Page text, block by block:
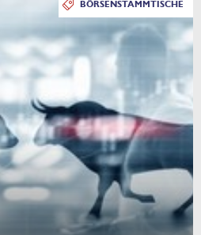
BÖRSENSTAMMTISCHE